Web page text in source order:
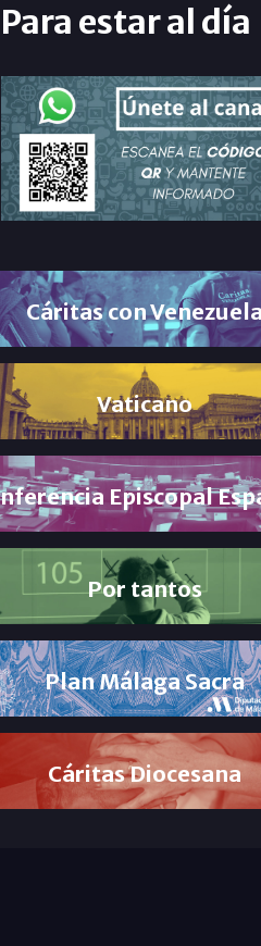
Para estar al día
Cáritas con Venezuela
Vaticano
Episcopal
Por tantos
Plan Málaga Sacra
Cáritas Diocesana